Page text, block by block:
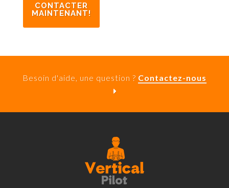
CONTACTER
MAINTENANT!
Besoin d'aide, une question ? Contactez-nous